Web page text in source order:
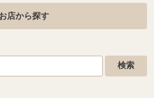
店から探す